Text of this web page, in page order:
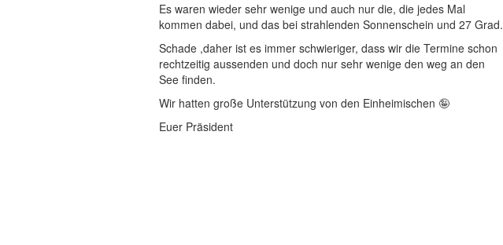
Es waren wieder sehr wenige und auch nur die, die jedes Mal
kommen dabei, und das bei strahlenden Sonnenschein und 27 Grad.
Schade ,daher ist es immer schwieriger, dass wir die Termine schon
rechtzeitig aussenden und doch nur sehr wenige den weg an den
See finden.
Wir hatten große Unterstützung von den Einheimischen 🤪
Euer Präsident